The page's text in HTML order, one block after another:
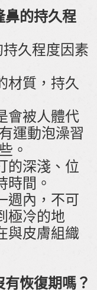
鼻的持久程
久程度因素
材質，持久
會被人體代
運動泡澡習
。
的深淺、位
時間。
週內，不可
極冷的地
與皮膚組織
恢復期嗎？